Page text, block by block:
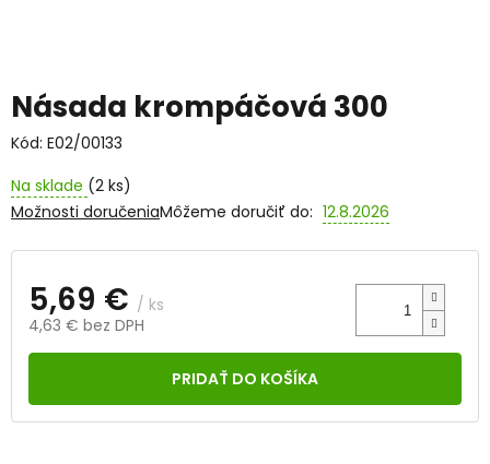
Násada krompáčová 300
Kód: E02/00133
Na sklade (2 ks)
Môžeme doručiť do: 12.8.2026
Možnosti doručenia
5,69 € / ks
4,63 € bez DPH
Jednotková
PRIDAŤ DO KOŠÍKA